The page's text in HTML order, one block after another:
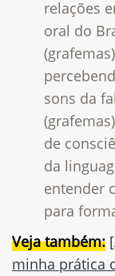
relações
oral do
sons da
de
da
entender
para
Veja também:
minha prática